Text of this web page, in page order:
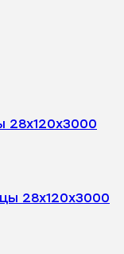
28х120х3000